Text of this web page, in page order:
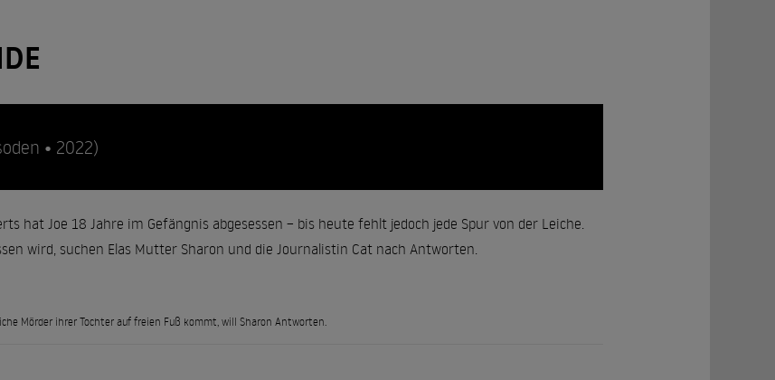
• 2022)
hat Joe 18 Jahre im Gefängnis abgesessen – bis heute fehlt jedoch jede Spur von der Leiche.
wird, suchen Elas Mutter Sharon und die Journalistin Cat nach Antworten.
Mörder ihrer Tochter auf freien Fuß kommt, will Sharon Antworten.